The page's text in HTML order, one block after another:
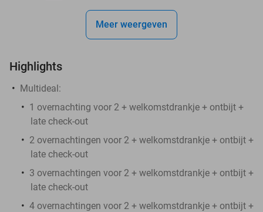
Meer weergeven
Highlights
Multideal:
1 overnachting voor 2 + welkomstdrankje + ontbijt +
late check-out
2 overnachtingen voor 2 + welkomstdrankje + ontbijt +
late check-out
3 overnachtingen voor 2 + welkomstdrankje + ontbijt +
late check-out
4 overnachtingen voor 2 + welkomstdrankje + ontbijt +